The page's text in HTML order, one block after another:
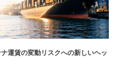
運賃の変動リスクへの新しいヘッ